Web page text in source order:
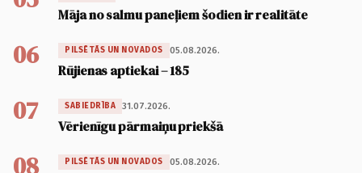
Māja no salmu paneļiem šodien ir realitāte
06 PILSĒTĀS UN NOVADOS 05.08.2026.
Rūjienas aptiekai – 185
07 SABIEDRĪBA 31.07.2026.
Vērienīgu pārmaiņu priekšā
PILSĒTĀS UN NOVADOS 05.08.2026.